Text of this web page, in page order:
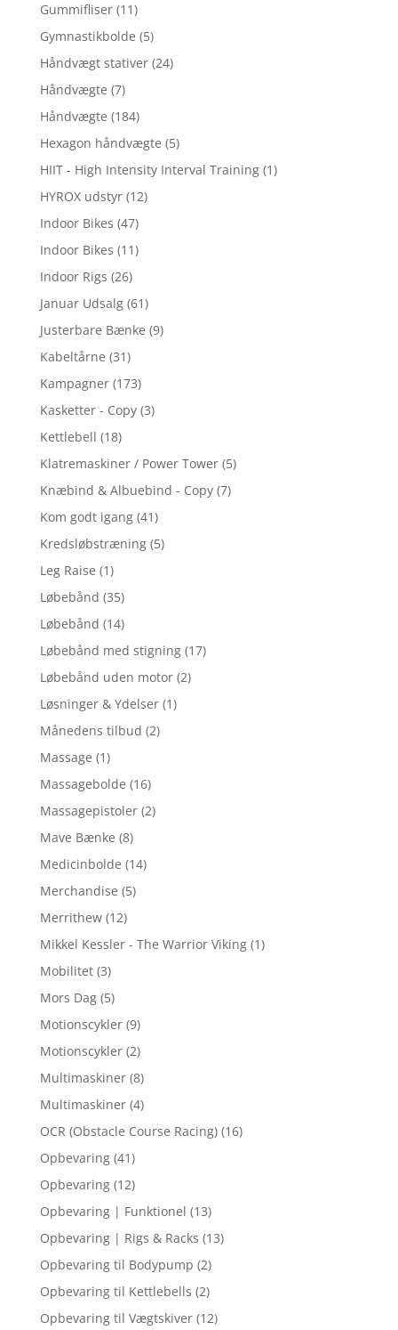
Gummifliser (11)
Gymnastikbolde (5)
Håndvægt stativer (24)
Håndvægte (7)
Håndvægte (184)
Hexagon håndvægte (5)
HIIT - High Intensity Interval Training (1)
HYROX udstyr (12)
Indoor Bikes (47)
Indoor Bikes (11)
Indoor Rigs (26)
Januar Udsalg (61)
Justerbare Bænke (9)
Kabeltårne (31)
Kampagner (173)
Kasketter - Copy (3)
Kettlebell (18)
Klatremaskiner / Power Tower (5)
Knæbind & Albuebind - Copy (7)
Kom godt igang (41)
Kredsløbstræning (5)
Leg Raise (1)
Løbebånd (35)
Løbebånd (14)
Løbebånd med stigning (17)
Løbebånd uden motor (2)
Løsninger & Ydelser (1)
Månedens tilbud (2)
Massage (1)
Massagebolde (16)
Massagepistoler (2)
Mave Bænke (8)
Medicinbolde (14)
Merchandise (5)
Merrithew (12)
Mikkel Kessler - The Warrior Viking (1)
Mobilitet (3)
Mors Dag (5)
Motionscykler (9)
Motionscykler (2)
Multimaskiner (8)
Multimaskiner (4)
OCR (Obstacle Course Racing) (16)
Opbevaring (41)
Opbevaring (12)
Opbevaring | Funktionel (13)
Opbevaring | Rigs & Racks (13)
Opbevaring til Bodypump (2)
Opbevaring til Kettlebells (2)
Opbevaring til Vægtskiver (12)